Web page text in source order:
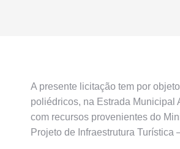
A presente licitação tem por
poliédricos, na Estrada Municipal
com recursos provenientes do
Projeto de Infraestrutura